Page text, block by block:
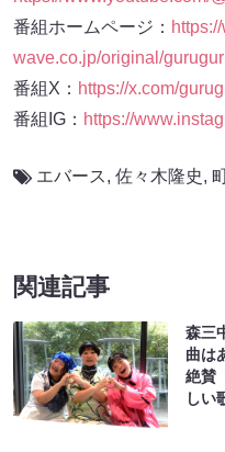
番組ホームページ：
wave.co.jp/original/
番組X： https://x.com/
番組IG： https://
エバース, 佐々木隆史,
関連記事
森三
曲は
絶賛
しい